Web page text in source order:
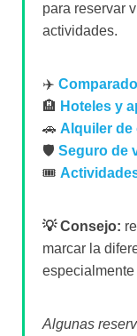
para reservar
actividades.
✈️
🏨 Hoteles y
🚗 Alquiler
🛡️ Seguro de
🎟️
💡 Consejo:
marcar la
Algunas